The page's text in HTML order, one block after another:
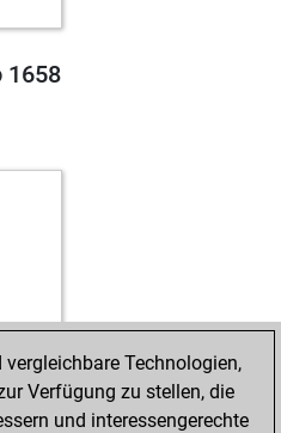
1658
Technologien,
Verfügung zu stellen, die
und interessengerechte